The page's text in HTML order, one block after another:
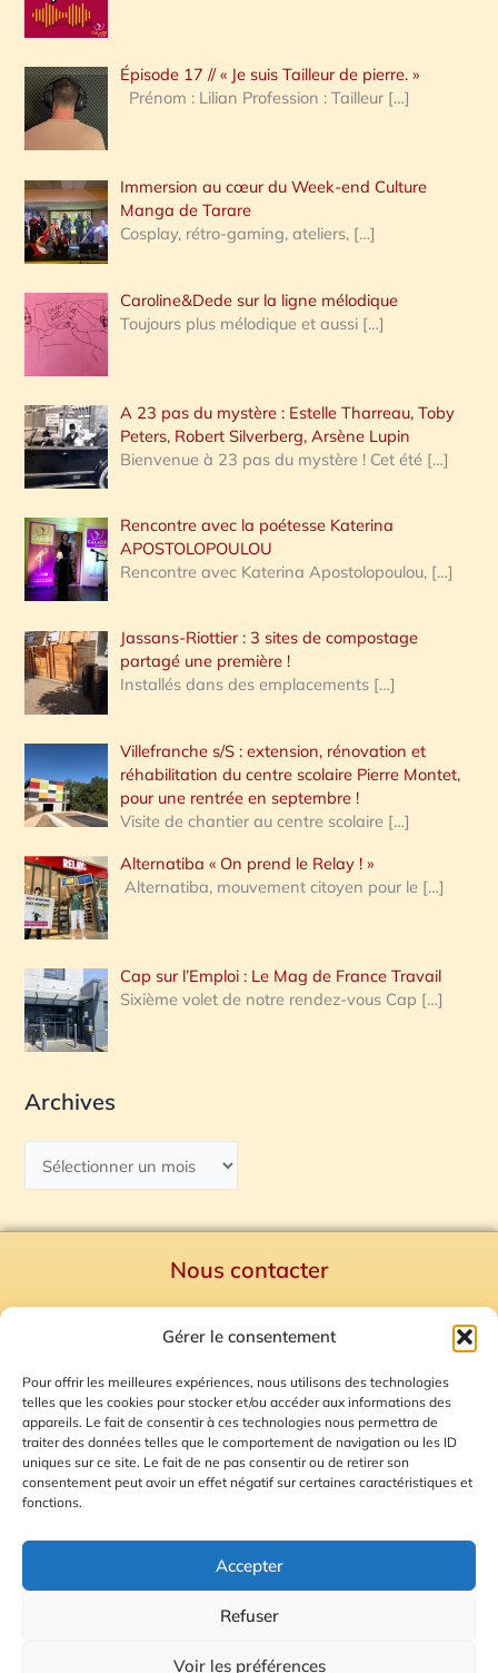
Gérer le consentement
Pour offrir les meilleures expériences, nous utilisons des technologies
telles que les cookies pour stocker et/ou accéder aux informations des
appareils. Le fait de consentir à ces technologies nous permettra de
traiter des données telles que le comportement de navigation ou les ID
uniques sur ce site. Le fait de ne pas consentir ou de retirer son
consentement peut avoir un effet négatif sur certaines caractéristiques et
fonctions.
Accepter
Refuser
Voir les préférences
r
c
h
e
:
Épisode 17 // « Je suis Tailleur de pierre. »
Prénom : Lilian Profession : Tailleur […]
Immersion au cœur du Week-end Culture
Manga de Tarare
Cosplay, rétro-gaming, ateliers, […]
Caroline&Dede sur la ligne mélodique
Toujours plus mélodique et aussi […]
A 23 pas du mystère : Estelle Tharreau, Toby
Peters, Robert Silverberg, Arsène Lupin
Bienvenue à 23 pas du mystère ! Cet été […]
Rencontre avec la poétesse Katerina
APOSTOLOPOULOU
Rencontre avec Katerina Apostolopoulou, […]
Jassans-Riottier : 3 sites de compostage
partagé une première !
Installés dans des emplacements […]
Villefranche s/S : extension, rénovation et
réhabilitation du centre scolaire Pierre Montet,
pour une rentrée en septembre !
Visite de chantier au centre scolaire […]
Alternatiba « On prend le Relay ! »
Alternatiba, mouvement citoyen pour le […]
Cap sur l’Emploi : Le Mag de France Travail
Sixième volet de notre rendez-vous Cap […]
Archives
Nous contacter
Mentions Légales
Plan du site
Gestion des Cookies
© 2026 Radio Calade